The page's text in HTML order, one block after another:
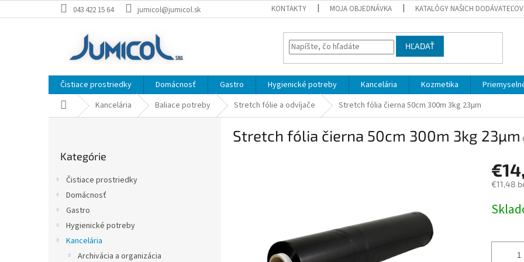
na
043 422 15 64 jumicol@jumicol.sk KONTAKTY MOJA OBJEDNÁVKA KATALÓGY NAŠICH DODÁVATEĽOV
HĽADAŤ
Čistiace prostriedky Domácnosť Gastro Hygienické potreby Kancelária Kozmetika
DomovKancelária Baliace potreby Stretch fólie a odvíjače Stretch fólia čierna 50cm 300m 3kg 23µm
kategórie
Kategórie
Čistiace prostriedky
Domácnosť
Gastro
Hygienické potreby
Kancelária
Archivácia a organizácia
Stretch fólia čierna 50cm 300m 3kg 23µm
€11,48
cena: